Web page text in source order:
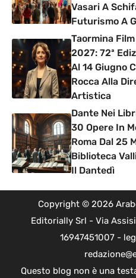
Vasari A
Futurismo A
Taormina
2027: 72ª
Al 14 Giugno
Rocca Alla
Artistica
Dante Nei
30 Opere In
Roma Dal 25
Biblioteca
Il Dantedì
Copyright © 2026
Editorially Srl - Via
16947451007 -
Questo blog non è una